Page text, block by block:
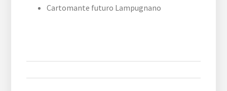
Cartomante futuro Lampugnano